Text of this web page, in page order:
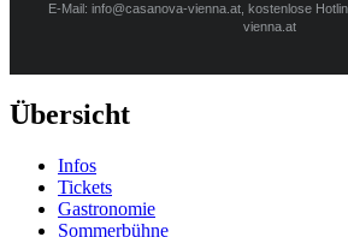
E-Mail: info@casanova-vienna.at, kostenlose
vienna.at
Übersicht
Infos
Tickets
Gastronomie
Sommerbühne